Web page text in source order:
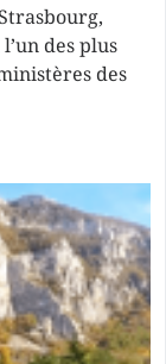
des plus
des